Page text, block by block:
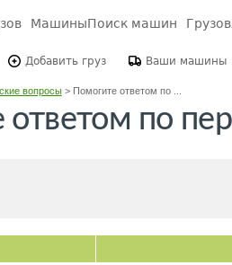
МашиныПоиск машин
Добавить груз Ваши машины
вопросы> Помогите ответом по ...
ответом по